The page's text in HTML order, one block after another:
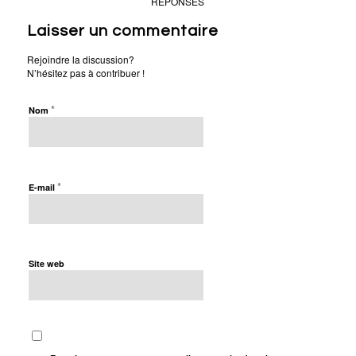
Laisser un commentaire
Rejoindre la discussion?
N’hésitez pas à contribuer !
Nom *
E-mail *
Site web